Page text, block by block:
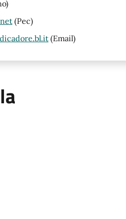
(Pec)
(Email)